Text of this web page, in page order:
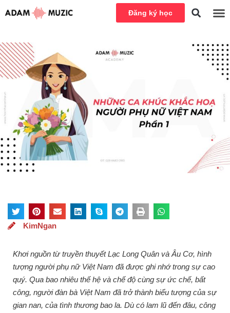
Đăng ký học
KimNgan
Khơi nguồn từ truyền thuyết Lạc Long Quân và Âu Cơ, hình
tượng người phụ nữ Việt Nam đã được ghi nhớ trong sự cao
quý. Qua bao nhiêu thế hệ và chế độ cùng sự ức chế, bất
công, người đàn bà Việt Nam đã trở thành biểu tượng của sự
gian nan, của tình thương bao la. Dù có lam lũ đến đâu, công